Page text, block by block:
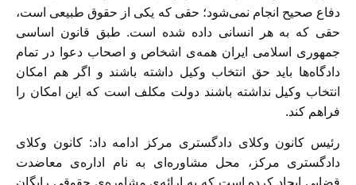
دفاع صحیح انجام نمی‌شود؛ حقی که یکی از حقوق طبیعی است،
حقی که به هر انسانی داده شده است. طبق قانون اساسی
جمهوری اسلامی ایران همه‌ی اشخاص و اصحاب دعوا در تمام
دادگاه‌ها باید حق انتخاب وکیل داشته باشند و اگر هم امکان
انتخاب وکیل نداشته باشند دولت مکلف است که این امکان را
فراهم کند.
رئیس کانون وکلای دادگستری مرکز ادامه داد: کانون وکلای
دادگستری مرکز، محل مشاوره‌ای به نام اداره‌ی معاضدت